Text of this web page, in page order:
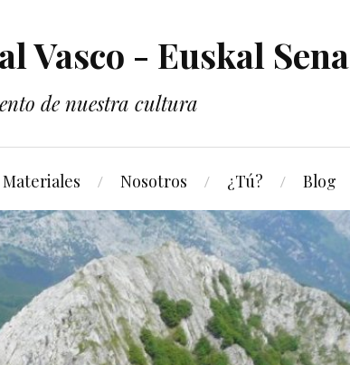
Vasco - Euskal Sena
de nuestra cultura
Materiales Nosotros ¿Tú? Blog